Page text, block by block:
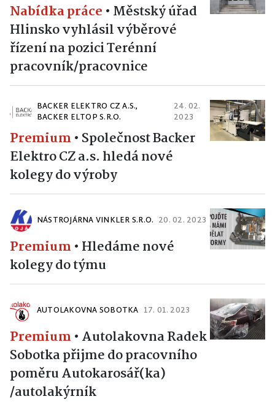
Nabídka práce • Městský úřad
Hlinsko vyhlásil výběrové
řízení na pozici Terénní
pracovník/pracovnice
BACKER ELEKTRO CZ A.S.,
BACKER ELTOP S.R.O.
24. 02.
2023
Premium • Společnost Backer
Elektro CZ a.s. hledá nové
kolegy do výroby
NÁSTROJÁRNA VINKLER S.R.O. 20. 02. 2023
Premium • Hledáme nové
kolegy do týmu
AUTOLAKOVNA SOBOTKA 17. 01. 2023
Premium • Autolakovna Radek
Sobotka přijme do pracovního
poměru Autokarosář(ka)
/autolakýrník